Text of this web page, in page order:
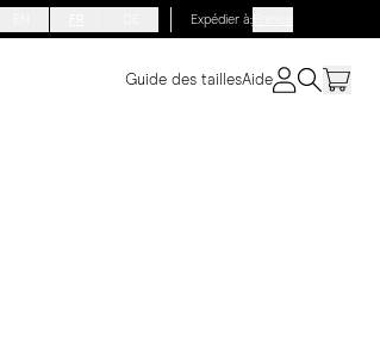
Expédier à:France
Guide des taillesAide